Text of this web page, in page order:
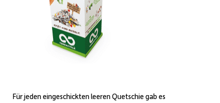
Für jeden eingeschickten leeren Quetschie gab es